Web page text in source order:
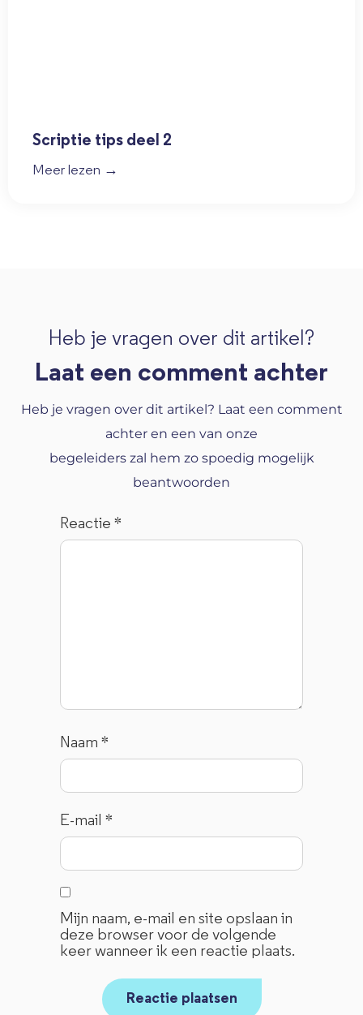
Scriptie tips deel 2
Meer lezen →
Heb je vragen over dit artikel?
Laat een comment achter
Heb je vragen over dit artikel? Laat een comment
achter en een van onze
begeleiders zal hem zo spoedig mogelijk
beantwoorden
Reactie*
Naam*
E-mail*
Mijn naam, e-mail en site opslaan in
deze browser voor de volgende
keer wanneer ik een reactie plaats.